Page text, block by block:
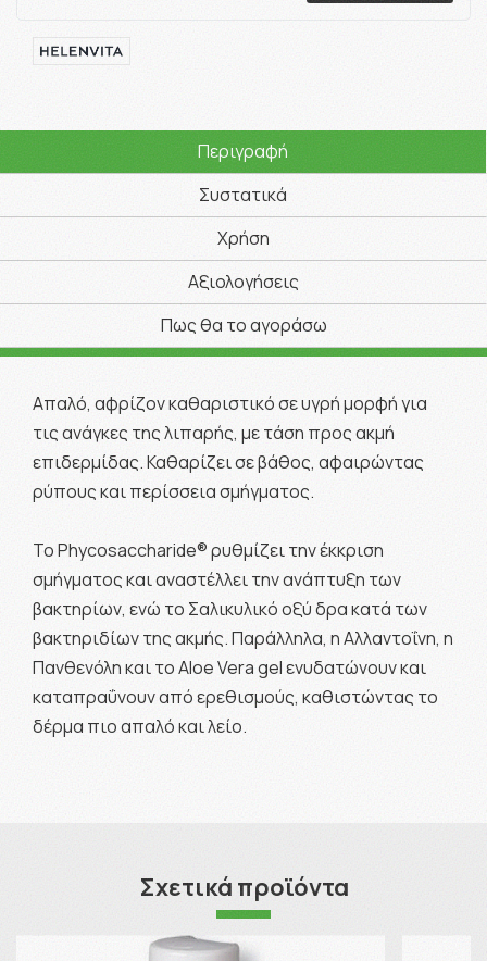
Περιγραφή
Συστατικά
Χρήση
Αξιολογήσεις
Πως θα το αγοράσω
Απαλό, αφρίζον καθαριστικό σε υγρή μορφή για
τις ανάγκες της λιπαρής, με τάση προς ακμή
επιδερμίδας. Καθαρίζει σε βάθος, αφαιρώντας
ρύπους και περίσσεια σμήγματος.
Το Phycosaccharide® ρυθμίζει την έκκριση
σμήγματος και αναστέλλει την ανάπτυξη των
βακτηρίων, ενώ το Σαλικυλικό οξύ δρα κατά των
βακτηριδίων της ακμής. Παράλληλα, η Αλλαντοΐνη, η
Πανθενόλη και το Aloe Vera gel ενυδατώνουν και
καταπραΰνουν από ερεθισμούς, καθιστώντας το
δέρμα πιο απαλό και λείο.
Σχετικά προϊόντα